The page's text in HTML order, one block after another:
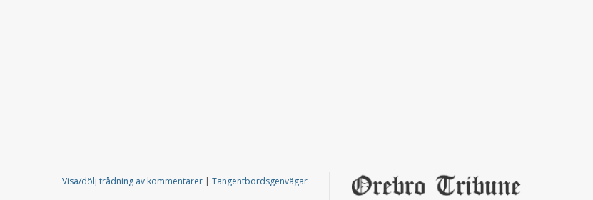
Visa/dölj trådning av kommentarer |Tangentbordsgenvägar